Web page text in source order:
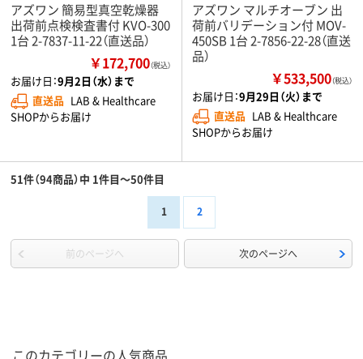
アズワン 簡易型真空乾燥器
出荷前点検検査書付 KVO-300
1台 2-7837-11-22（直送品）
￥172,700（税込）
お届け日：9月2日（水）まで
直送品 LAB & Healthcare
SHOPからお届け
アズワン マルチオーブン 出
荷前バリデーション付 MOV-
450SB 1台 2-7856-22-28（直送
品）
￥533,500（税込）
お届け日：9月29日（火）まで
直送品 LAB & Healthcare
SHOPからお届け
51件（94商品）中 1件目～50件目
1 2
前のページへ 次のページへ